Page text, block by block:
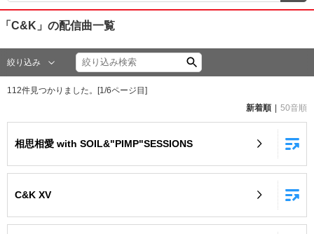
カラオケ＠DAM
ユーザー検索
DAMの新曲・ランキングなど
「C&K」 の配信曲一覧
絞り込み
112件見つかりました。[1 /6ページ目]
新着順
50音順
相思相愛 with SOIL&"PIMP"SESSIONS
C&K XV